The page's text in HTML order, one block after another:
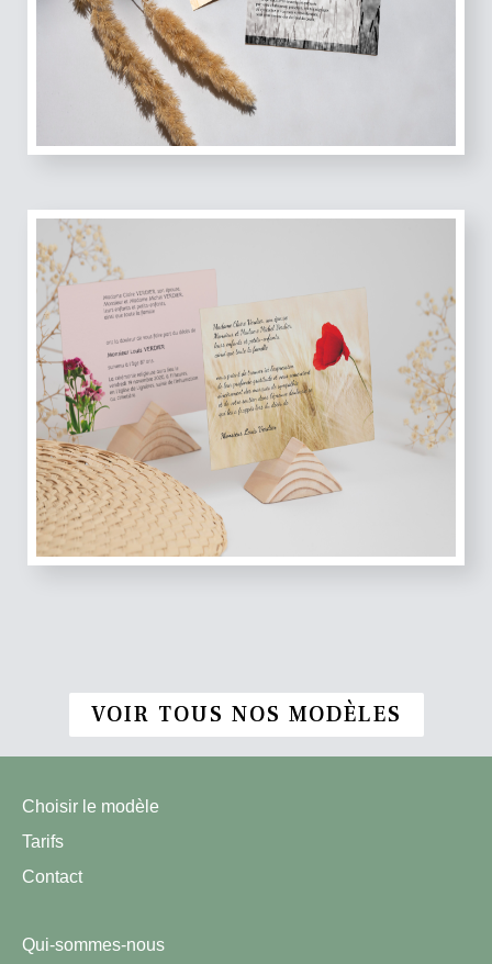
VOIR TOUS NOS MODÈLES
Choisir le modèle
Tarifs
Contact
Qui-sommes-nous